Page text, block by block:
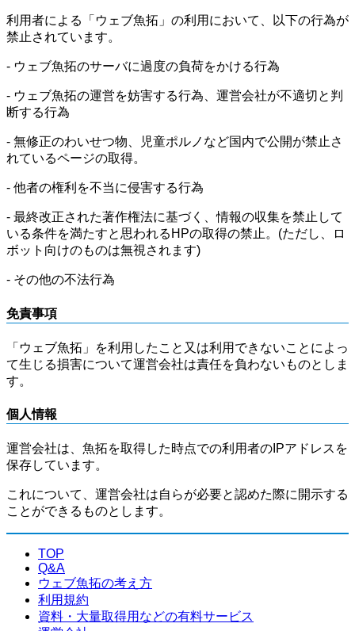
利用者による「ウェブ魚拓」の利用において、以下の行為が
禁止されています。
- ウェブ魚拓のサーバに過度の負荷をかける行為
- ウェブ魚拓の運営を妨害する行為、運営会社が不適切と判
断する行為
- 無修正のわいせつ物、児童ポルノなど国内で公開が禁止さ
れているページの取得。
- 他者の権利を不当に侵害する行為
- 最終改正された著作権法に基づく、情報の収集を禁止して
いる条件を満たすと思われるHPの取得の禁止。(ただし、ロ
ボット向けのものは無視されます)
- その他の不法行為
免責事項
「ウェブ魚拓」を利用したこと又は利用できないことによっ
て生じる損害について運営会社は責任を負わないものとしま
す。
個人情報
運営会社は、魚拓を取得した時点での利用者のIPアドレスを
保存しています。
これについて、運営会社は自らが必要と認めた際に開示する
ことができるものとします。
TOP
Q&A
ウェブ魚拓の考え方
利用規約
資料・大量取得用などの有料サービス